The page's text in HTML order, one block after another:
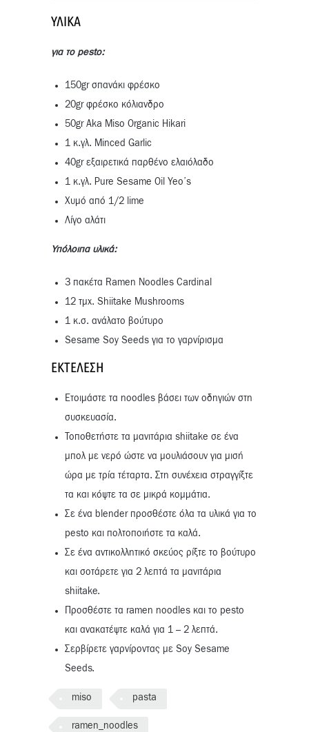
ΥΛΙΚΆ
για το pesto:
150gr σπανάκι φρέσκο
20gr φρέσκο κόλιανδρο
50gr Aka Miso Organic Hikari
1 κ.γλ. Minced Garlic
40gr εξαιρετικά παρθένο ελαιόλαδο
1 κ.γλ. Pure Sesame Oil Yeo’s
Χυμό από 1/2 lime
Λίγο αλάτι
Υπόλοιπα υλικά:
3 πακέτα Ramen Noodles Cardinal
12 τμχ. Shiitake Mushrooms
1 κ.σ. ανάλατο βούτυρο
Sesame Soy Seeds για το γαρνίρισμα
ΕΚΤΈΛΕΣΗ
Ετοιμάστε τα noodles βάσει των οδηγιών στη
συσκευασία.
Τοποθετήστε τα μανιτάρια shiitake σε ένα
μπολ με νερό ώστε να μουλιάσουν για μισή
ώρα με τρία τέταρτα. Στη συνέχεια στραγγίξτε
τα και κόψτε τα σε μικρά κομμάτια.
Σε ένα blender προσθέστε όλα τα υλικά για το
pesto και πολτοποιήστε τα καλά.
Σε ένα αντικολλητικό σκεύος ρίξτε το βούτυρο
και σοτάρετε για 2 λεπτά τα μανιτάρια
shiitake.
Προσθέστε τα ramen noodles και το pesto
και ανακατέψτε καλά για 1 – 2 λεπτά.
Σερβίρετε γαρνίροντας με Soy Sesame
Seeds.
miso pasta
ramen_noodles